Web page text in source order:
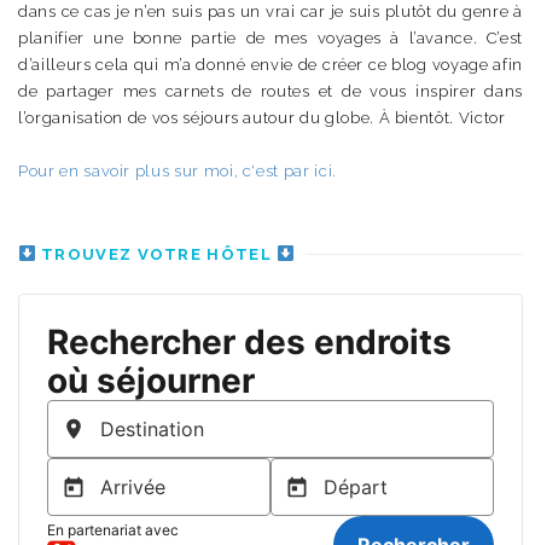
dans ce cas je n’en suis pas un vrai car je suis plutôt du genre à
planifier une bonne partie de mes voyages à l’avance. C’est
d’ailleurs cela qui m’a donné envie de créer ce blog voyage afin
de partager mes carnets de routes et de vous inspirer dans
l’organisation de vos séjours autour du globe. À bientôt. Victor
Pour en savoir plus sur moi, c'est par ici.
TROUVEZ VOTRE HÔTEL